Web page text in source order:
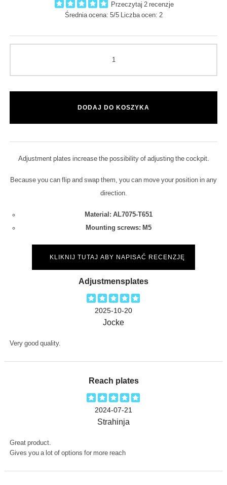
Przeczytaj 2 recenzje
Średnia ocena: 5/5 Liczba ocen: 2
DODAJ DO KOSZYKA
Adjustment plates increase the possibility of adjusting the cockpit.
Because you can flip and swap them, you can move your position in any
direction.
Material: AL7075-T651
Mounting screws: M5
KLIKNIJ TUTAJ ABY NAPISAĆ RECENZJĘ
Adjustmensplates
2025-10-20
Jocke
Very good quality.
Reach plates
2024-07-21
Strahinja
Great product.
Gives you a lot of options for more reach